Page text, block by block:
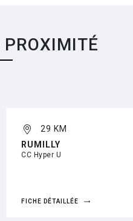
29 KM
RUMILLY
CC Hyper U
FICHE DÉTAILLÉE